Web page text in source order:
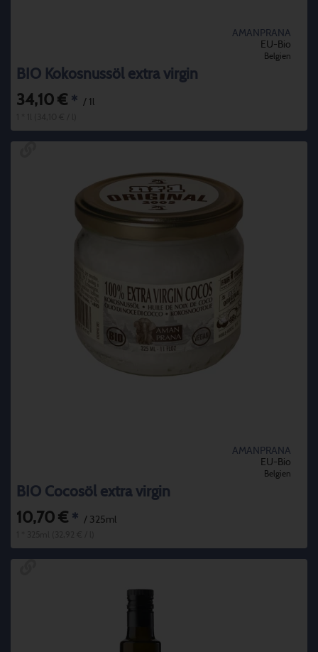
AMANPRANA
EU-Bio
Belgien
BIO Kokosnussöl extra virgin
34,10 € * / 1l
AMANPRANA
EU-Bio
Belgien
BIO Cocosöl extra virgin
10,70 € * / 325ml